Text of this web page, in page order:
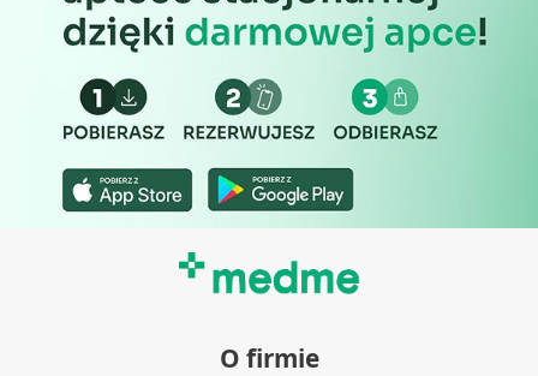
O firmie